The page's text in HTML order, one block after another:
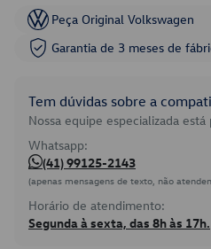
Peça Original Volkswagen
Garantia de 3 meses de
Tem dúvidas sobre a
Nossa equipe especializada
Whatsapp:
(41) 99125-2143
(apenas mensagens de texto, não
Horário de atendimento:
Segunda à sexta, das 8h às 17h.